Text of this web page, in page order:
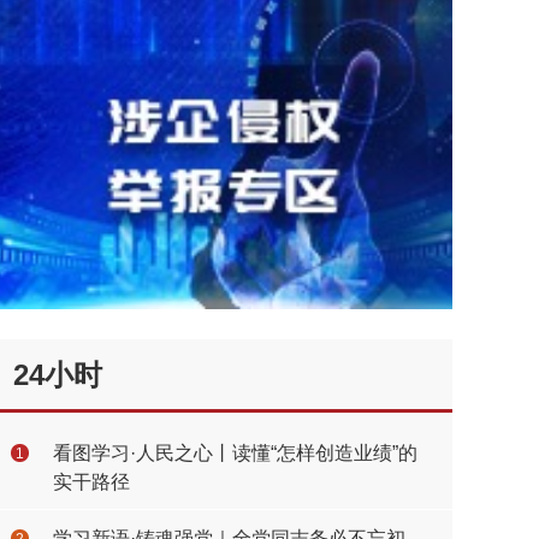
24小时
1
看图学习·人民之心丨读懂“怎样创造业绩”的
实干路径